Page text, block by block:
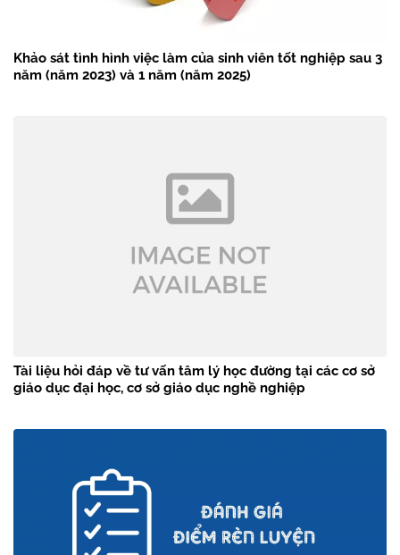
Khảo sát tình hình việc làm của sinh viên tốt nghiệp sau 3
năm (năm 2023) và 1 năm (năm 2025)
Tài liệu hỏi đáp về tư vấn tâm lý học đường tại các cơ sở
giáo dục đại học, cơ sở giáo dục nghề nghiệp